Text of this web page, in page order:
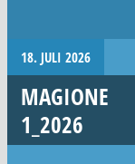
18. JULI 2026
MAGIONE
1_2026